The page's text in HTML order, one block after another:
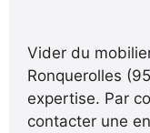
Vider du
Ronquerolles
expertise. Par
contacter une